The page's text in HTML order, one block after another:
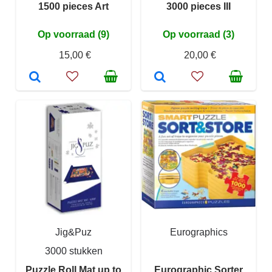
1500 pieces Art
Op voorraad (9)
15,00 €
3000 pieces III
Op voorraad (3)
20,00 €
Jig&Puz
3000 stukken
Puzzle Roll Mat up to
Eurographics
Eurographic Sorter